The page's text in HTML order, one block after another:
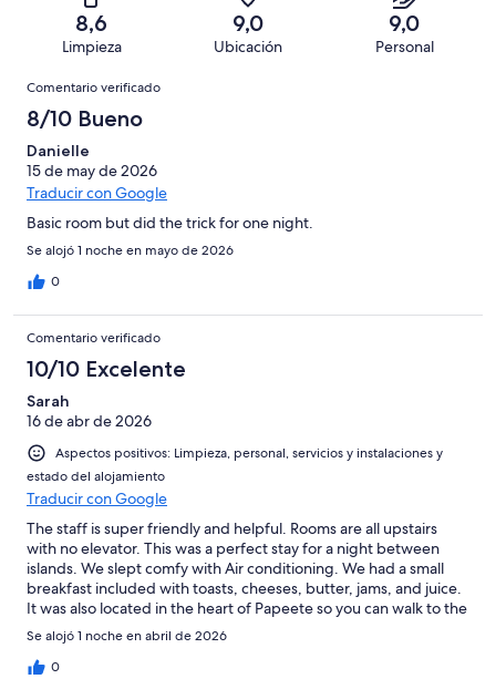
puntuación
puntuación
Bueno
puntuación
Normal
una
puntuación
Mediocre
184
una
puntuación
de
Horrible
8,6
Limpieza
9,0
Ubicación
9,0
Personal
Comentarios
Comentario verificado
8/10 Bueno
Danielle
15 de may de 2026
Traducir con Google
Basic room but did the trick for one night.
Se alojó 1 noche en mayo de 2026
0
Comentario verificado
10/10 Excelente
Sarah
16 de abr de 2026
Aspectos positivos: Limpieza, personal, servicios y instalaciones y
estado del alojamiento
Traducir con Google
The staff is super friendly and helpful. Rooms are all upstairs
with no elevator. This was a perfect stay for a night between
islands. We slept comfy with Air conditioning. We had a small
breakfast included with toasts, cheeses, butter, jams, and juice.
It was also located in the heart of Papeete so you can walk to the
brewery, food trucks, or the market at any time. Would highly
recommend this place for anyone on a budget or anyone in
between islands for a night or two.
Se alojó 1 noche en abril de 2026
0